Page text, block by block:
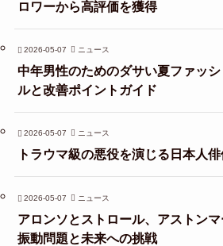
ロワーから高評価を獲得
2026-05-07 ニュース
中年男性のためのダサい夏ファッ
ルと改善ポイントガイド
2026-05-07 ニュース
トラウマ級の悪役を演じる日本人
2026-05-07 ニュース
アロンソとストロール、アストン
振動問題と未来への挑戦